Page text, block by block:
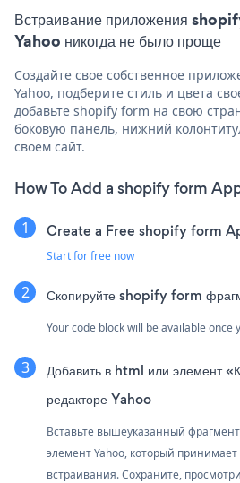
Встраивание приложения
Yahoo никогда не было проще
Создайте свое собственное
Yahoo, подберите стиль и цвета
добавьте shopify form на свою
боковую панель, нижний
своем сайт.
How To Add a shopify form
Create a Free shopify form
Start for free now
Скопируйте shopify form
Your code block will be available once
Добавить в html или элемент
редакторе Yahoo
Вставьте вышеуказанный
элемент Yahoo, который
встраивания. Сохраните,